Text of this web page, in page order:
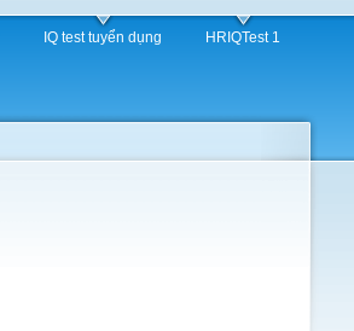
IQ test tuyển dụng HRIQTest 1